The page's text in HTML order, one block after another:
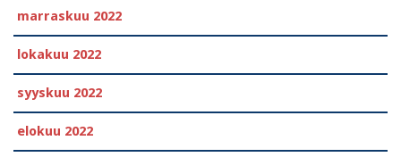
marraskuu 2022
lokakuu 2022
syyskuu 2022
elokuu 2022